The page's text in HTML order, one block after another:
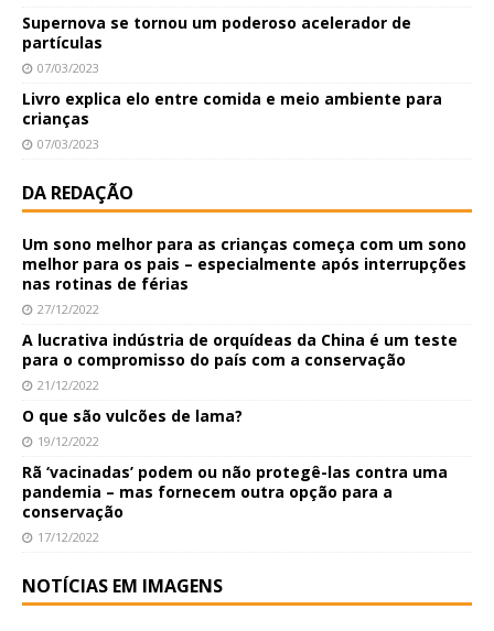
Supernova se tornou um poderoso acelerador de
partículas
07/03/2023
Livro explica elo entre comida e meio ambiente para
crianças
07/03/2023
DA REDAÇÃO
Um sono melhor para as crianças começa com um sono
melhor para os pais – especialmente após interrupções
nas rotinas de férias
27/12/2022
A lucrativa indústria de orquídeas da China é um teste
para o compromisso do país com a conservação
21/12/2022
O que são vulcões de lama?
19/12/2022
Rã ‘vacinadas’ podem ou não protegê-las contra uma
pandemia – mas fornecem outra opção para a
conservação
17/12/2022
NOTÍCIAS EM IMAGENS